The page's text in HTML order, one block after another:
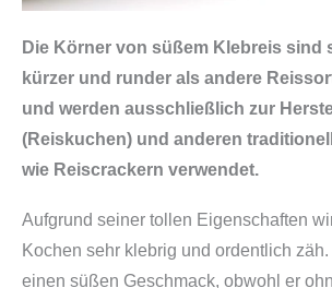
Die Körner von süßem Klebreis sind
kürzer und runder als andere
und werden ausschließlich zur
(Reiskuchen) und anderen
wie Reiscrackern verwendet.
Aufgrund seiner tollen Eigenschaften
Kochen sehr klebrig und ordentlich
einen süßen Geschmack, obwohl er